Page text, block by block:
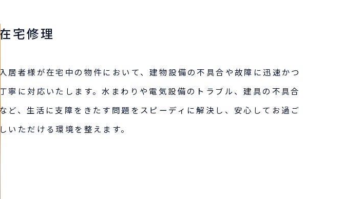
在宅修理
入居者様が在宅中の物件において、建物設備の不具合や故障に迅速かつ
丁寧に対応いたします。水まわりや電気設備のトラブル、建具の不具合
など、生活に支障をきたす問題をスピーディに解決し、安心してお過ご
しいただける環境を整えます。